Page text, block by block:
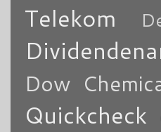
Telekom
Dow
Quickcheck